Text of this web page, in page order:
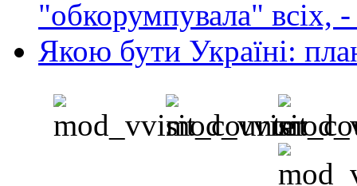
"обкорумпувала" всіх,
Якою бути Україні: